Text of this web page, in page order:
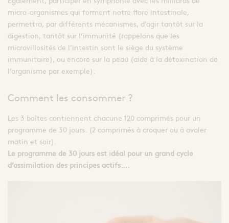
micro-organismes qui forment notre flore intestinale,
permettra, par différents mécanismes, d’agir tantôt sur la
digestion, tantôt sur l’immunité (rappelons que les
microvillosités de l’intestin sont le siège du système
immunitaire), ou encore sur la peau (aide à la détoxination de
l’organisme par exemple).
Comment les consommer ?
Les 3 boîtes contiennent chacune 120 comprimés pour un
programme de 30 jours. (2 comprimés à croquer ou à avaler
matin et soir).
Le programme de 30 jours est idéal pour un grand cycle
d’assimilation des principes actifs….